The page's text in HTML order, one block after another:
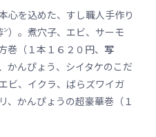
心を込めた、すし職人手作り
）。煮穴子、エビ、サーモ
巻（１本１６２０円、 写
かんぴょう、シイタケのこだ
ビ、イクラ、ばらズワイガ
、かんぴょうの超豪華巻（１